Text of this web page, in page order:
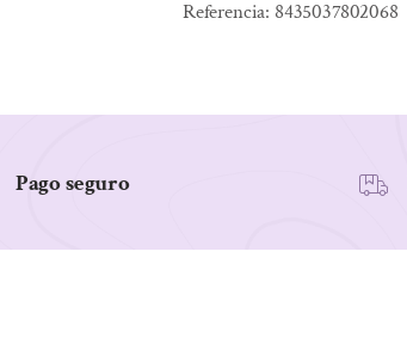
BIO
Referencia: 8435037802068
Pago seguro